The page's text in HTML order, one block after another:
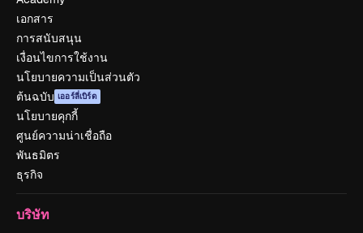
เอกสาร
การสนับสนุน
เงื่อนไขการใช้งาน
นโยบายความเป็นส่วนตัว
ต้นฉบับ เออร์ลี่เบิร์ด
นโยบายคุกกี้
ศูนย์ความน่าเชื่อถือ
พันธมิตร
ธุรกิจ
บริษัท